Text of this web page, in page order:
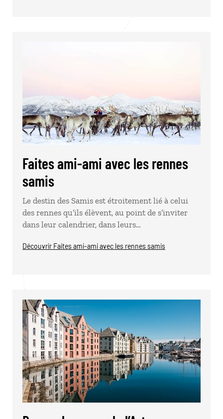
Faites ami-ami avec les rennes
samis
Le destin des Samis est étroitement lié à celui
des rennes qu’ils élèvent, au point de s’inviter
dans leur calendrier, dans leurs…
Découvrir Faites ami-ami avec les rennes samis